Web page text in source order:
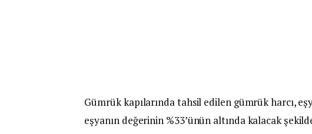
Gümrük kapılarında tahsil edilen gümrük harcı,
eşyanın değerinin %33’ünün altında kalacak